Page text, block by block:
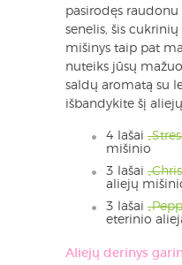
pasirodęs
senelis, šis
mišinys taip pat
nuteiks jūsų
saldų aromatą su
išbandykite šį
4 lašai
mišinio
3 lašai
aliejų
3 lašai
eterinio
Aliejų derinys